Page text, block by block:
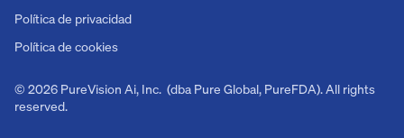
© 2026 PureVision Ai, Inc. (dba Pure Global, PureFDA). All rights
reserved.
Política de privacidad
Política de cookies